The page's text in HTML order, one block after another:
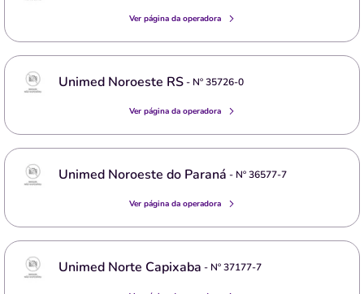
Ver página da operadora
Unimed Noroeste RS- Nº35726-0
Ver página da operadora
Unimed Noroeste do Paraná - Nº36577-7
Ver página da operadora
Unimed Norte Capixaba - Nº37177-7